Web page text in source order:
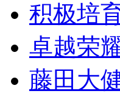
积极培
卓越荣
藤田大